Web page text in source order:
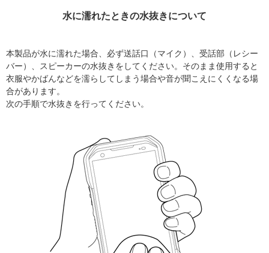
水に濡れたときの水抜きについて
本製品が水に濡れた場合、必ず送話口（マイク）、受話部（レシー
バー）、スピーカーの水抜きをしてください。そのまま使用すると
衣服やかばんなどを濡らしてしまう場合や音が聞こえにくくなる場
合があります。
次の手順で水抜きを行ってください。